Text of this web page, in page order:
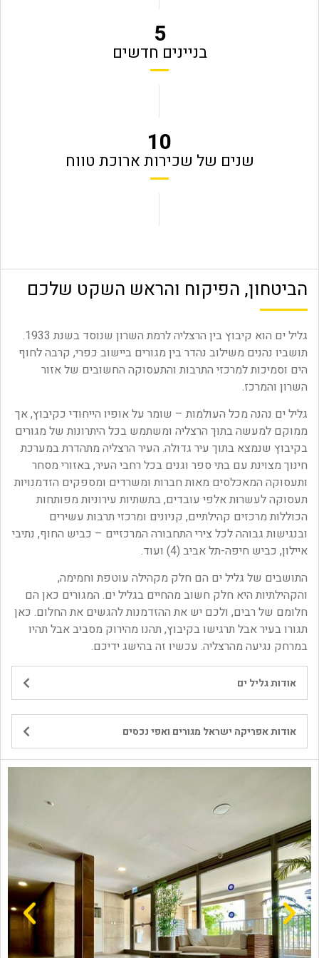
5
בניינים חדשים
10
שנים של שכירות ארוכת טווח
​הביטחון, הפיקוח והראש השקט שלכם
גליל ים הוא קיבוץ בין הרצליה לרמת השרון שנוסד בשנת 1933.
תושביו נהנים משילוב נהדר בין מגורים ביישוב כפרי, קרבה לחוף
הים וסמיכות למרכזי התרבות והתעסוקה החשובים של אזור
השרון והמרכז.
גליל ים נהנה מכל העולמות – שומר על אופיו הייחודי כקיבוץ, אך
ממוקם למעשה בתוך הרצליה ומשתמש בכל היתרונות של מגורים
בקיבוץ שנמצא בתוך עיר גדולה. העיר הרצליה מתהדרת במערכת
חינוך מצוינת עם בתי ספר וגנים בכל רחבי העיר, באזורי מסחר
ותעסוקה המאכלסים מאות חברות ומשרדים ומספקים הזדמנויות
תעסוקה לעשרות אלפי עובדים, בתשתיות עירוניות מפותחות
הכוללות מרכזים קהילתיים, קניונים ומרכזי תרבות עשירים
ובנגישות גבוהה לכל צירי התחבורה המרכזיים – כביש החוף, נתיבי
איילון, כביש חיפה-תל אביב (4) ועוד.
התושבים של גליל ים הם חלק מקהילה עוטפת וחמימה,
והקהילתיות היא חלק חשוב מהחיים בגליל ים. המגורים כאן הם
חלומם של רבים, ולכם יש את ההזדמנות להגשים את החלום. כאן
תגורו בעיר אבל תרגישו בקיבוץ, תהנו מהירוק מסביב אבל תהיו
במרחק נגיעה מהרצליה. עכשיו זה בהישג ידיכם.​
אודות גליל ים
אודות אפריקה ישראל מגורים ואפי נכסים